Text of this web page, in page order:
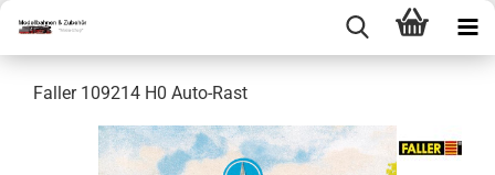
Faller 109214 H0 Auto-Rast